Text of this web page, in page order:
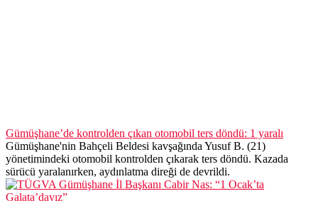
Gümüşhane’de kontrolden çıkan otomobil ters döndü: 1 yaralı
Gümüşhane'nin Bahçeli Beldesi kavşağında Yusuf B. (21)
yönetimindeki otomobil kontrolden çıkarak ters döndü. Kazada
sürücü yaralanırken, aydınlatma direği de devrildi.